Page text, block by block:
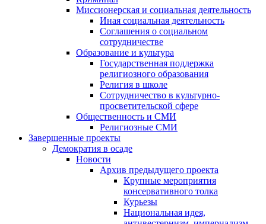
Миссионерская и социальная деятельность
Иная социальная деятельность
Соглашения о социальном
сотрудничестве
Образование и культура
Государственная поддержка
религиозного образования
Религия в школе
Сотрудничество в культурно-
просветительской сфере
Общественность и СМИ
Религиозные СМИ
Завершенные проекты
Демократия в осаде
Новости
Архив предыдущего проекта
Крупные мероприятия
консервативного толка
Курьезы
Национальная идея,